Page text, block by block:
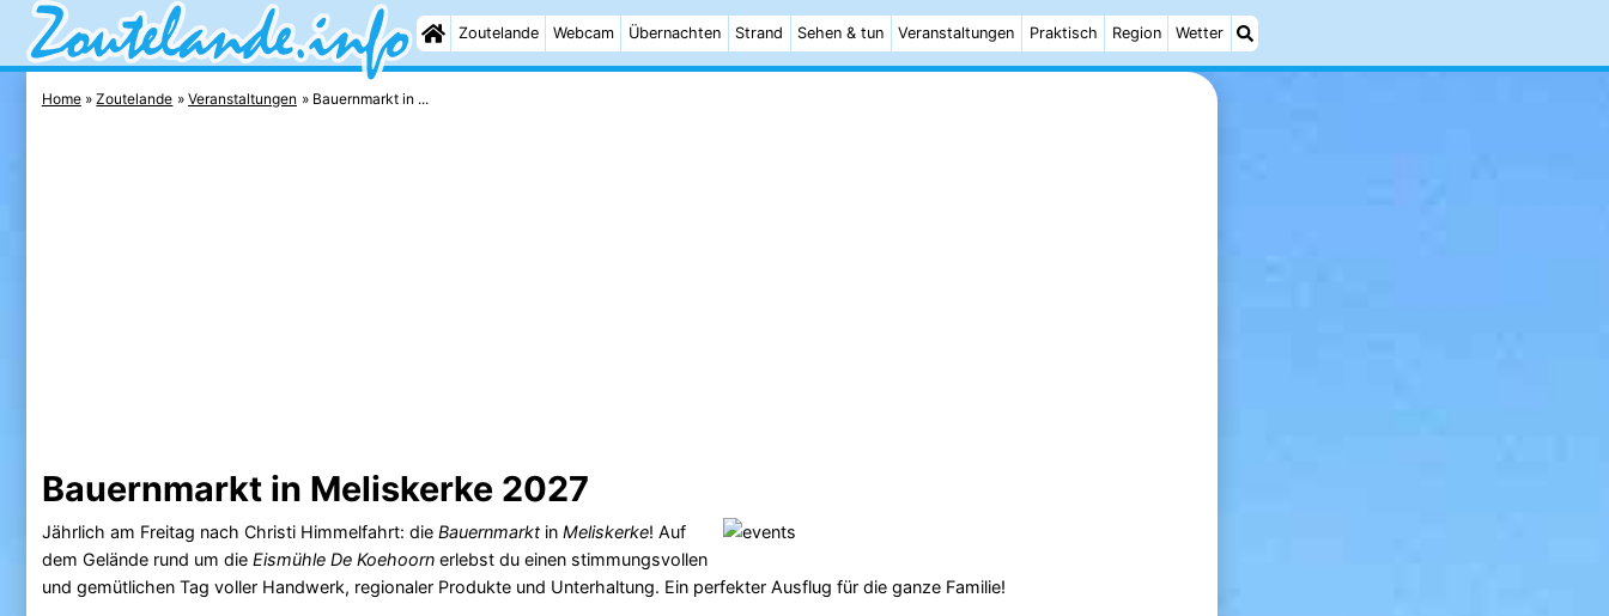
Zoutelande Webcam Übernachten Strand Sehen & tun Veranstaltungen Praktisch Region Wetter
Home Zoutelande Veranstaltungen Bauernmarkt in ...
Bauernmarkt in Meliskerke 2027
Jährlich am Freitag nach Christi Himmelfahrt: die Bauernmarktin Meliskerke! Auf
dem Gelände rund um die Eismühle De Koehoornerlebst du einen stimmungsvollen
und gemütlichen Tag voller Handwerk, regionaler Produkte und Unterhaltung. Ein perfekter Ausflug für die ganze Familie!